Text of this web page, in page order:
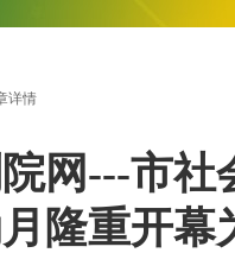
详情
网---市
隆重开